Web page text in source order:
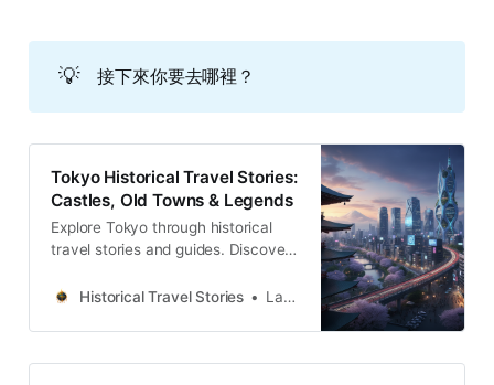
💡 接下來你要去哪裡？
Tokyo Historical Travel Stories:
Castles, Old Towns & Legends
Explore Tokyo through historical
travel stories and guides. Discover
legends across the country.
Historical Travel Stories Lawrence